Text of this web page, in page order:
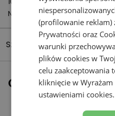
Netherlands
Szczegóły produktu
Ostatnio
(profilowanie reklam)
Prywatności oraz
warunki
plików cookies w
celu zaakceptowania
kliknięcie w
ustawieniami cookies.